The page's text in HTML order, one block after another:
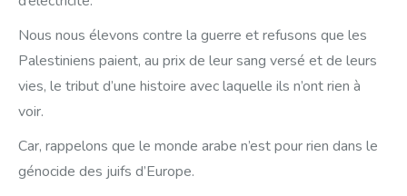
Nous nous élevons contre la guerre et refusons que les
Palestiniens paient, au prix de leur sang versé et de leurs
vies, le tribut d’une histoire avec laquelle ils n’ont rien à
voir.
Car, rappelons que le monde arabe n’est pour rien dans le
génocide des juifs d’Europe.